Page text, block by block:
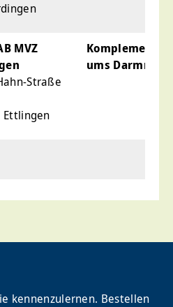
MVZ
Straße
Ettlingen
ums
kennenzulernen. Bestellen